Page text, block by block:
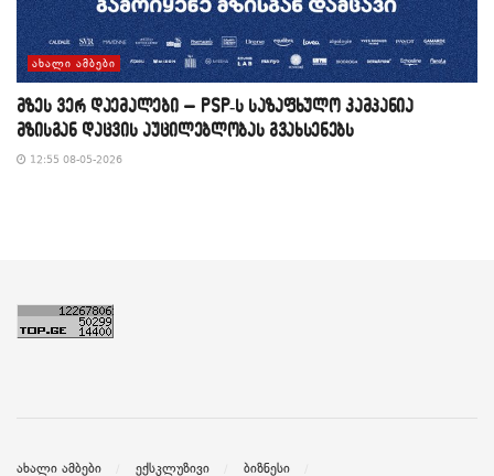
ᲐᲮᲐᲚᲘ ᲐᲛᲑᲔᲑᲘ
მზეს ვერ დაემალები – PSP-ს საზაფხულო კამპანია
მზისგან დაცვის აუცილებლობას გვახსენებს
12:55 08-05-2026
ახალი ამბები ექსკლუზივი ბიზნესი